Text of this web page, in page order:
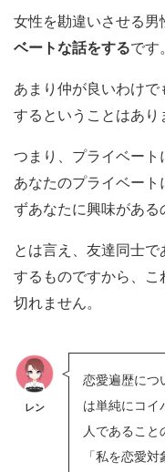
女性を勘違いさせる男
ベートな話をするです
あまり仲が良いわけ
するということはあり
つまり、プライベート
あなたのプライベー
ずあなたに興味がある
とは言え、友達同士
するものですから、
切れません。
レン
恋愛遍歴につ
は単純にコイ
人であること
「私を恋愛